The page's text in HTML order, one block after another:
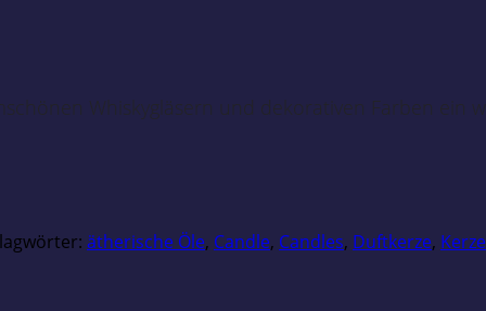
Whiskygläsern und dekorativen Farben ein
ätherische Öle, Candle, Candles, Duftkerze, Kerze